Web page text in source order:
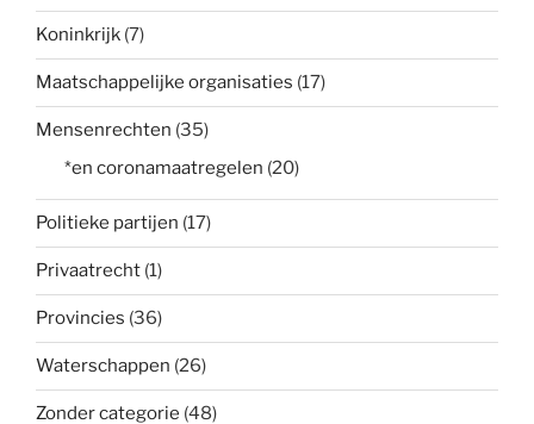
Koninkrijk (7)
Maatschappelijke organisaties (17)
Mensenrechten (35)
*en coronamaatregelen (20)
Politieke partijen (17)
Privaatrecht (1)
Provincies (36)
Waterschappen (26)
Zonder categorie (48)